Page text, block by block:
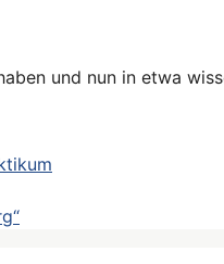
und nun in etwa